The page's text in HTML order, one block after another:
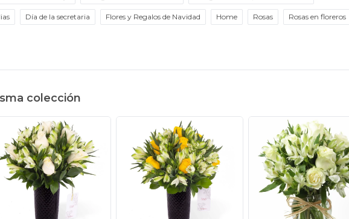
Día de la secretaria Flores y Regalos de Navidad Home Rosas Rosas en floreros
colección